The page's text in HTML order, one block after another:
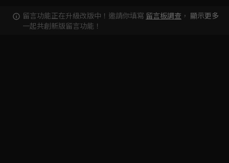
留言功能正在升級改版中！邀請你填寫 留言板調查 ，
一起共創新版留言功能！
顯示更多